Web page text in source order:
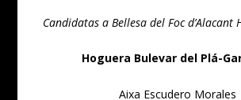
Candidatas a Bellesa del Foc d’Alacant
Hoguera Bulevar del Plá-
Aixa Escudero Morales